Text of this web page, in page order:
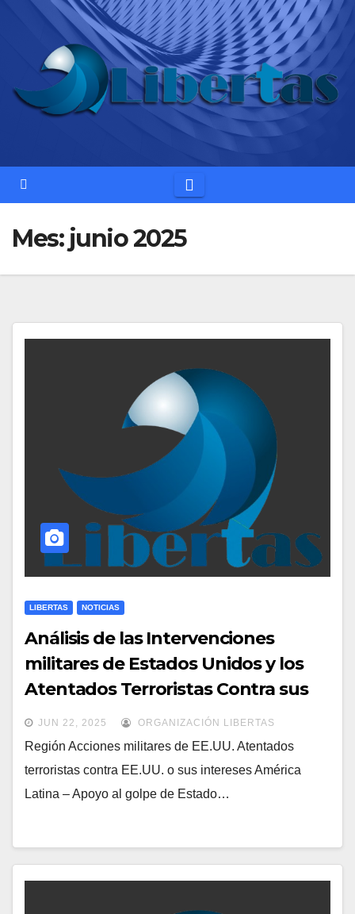
contenido
Mes: junio 2025
LIBERTAS NOTICIAS
Análisis de las Intervenciones
militares de Estados Unidos y los
Atentados Terroristas Contra sus
Intereses -1970 – 2025 –
JUN 22, 2025 ORGANIZACIÓN LIBERTAS
Región Acciones militares de EE.UU. Atentados
terroristas contra EE.UU. o sus intereses América
Latina – Apoyo al golpe de Estado…